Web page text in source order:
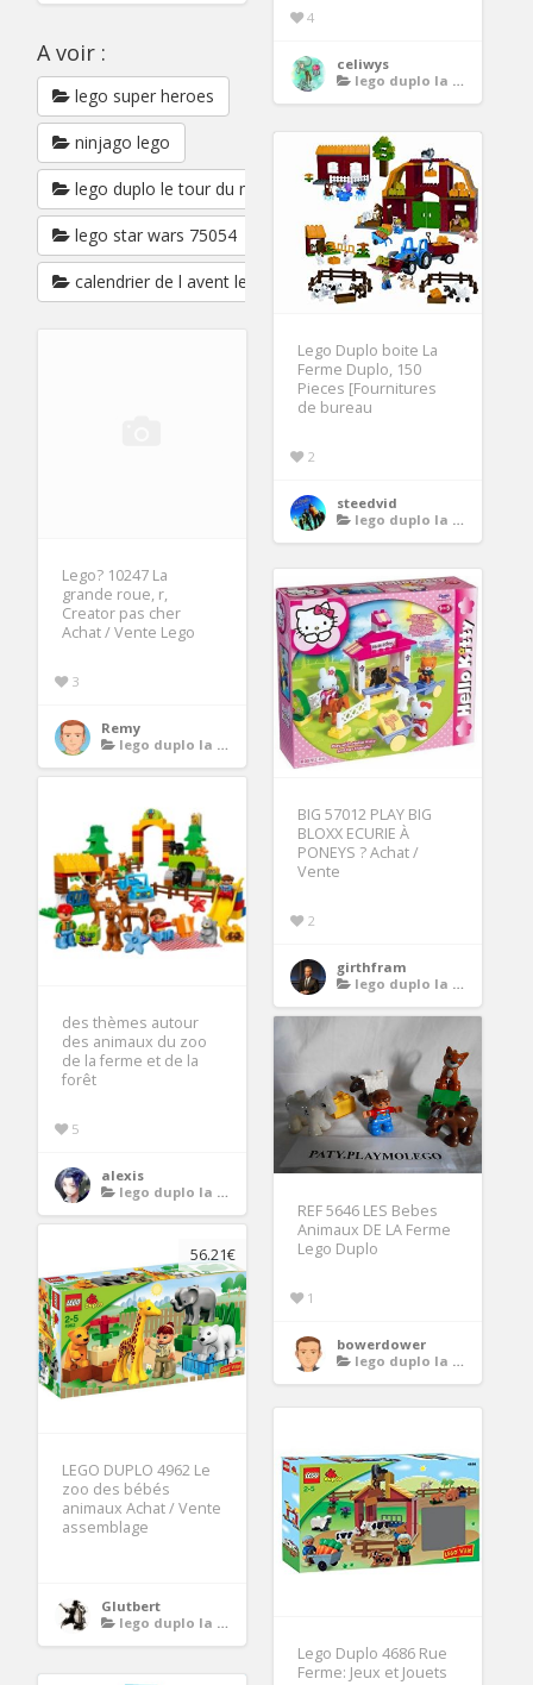
4
celiwys
lego duplo la ferme
A voir :
lego super heroes
ninjago lego
lego duplo le tour du monde
lego star wars 75054
calendrier de l avent lego
Lego Duplo boite La
Ferme Duplo, 150
Pieces [Fournitures
de bureau
2
steedvid
lego duplo la ferme
Lego? 10247 La
grande roue, r,
Creator pas cher
Achat / Vente Lego
3
Remy
lego duplo la ferme
BIG 57012 PLAY BIG
BLOXX ECURIE À
PONEYS ? Achat /
Vente
2
girthfram
lego duplo la ferme
des thèmes autour
des animaux du zoo
de la ferme et de la
forêt
5
alexis
lego duplo la ferme
REF 5646 LES Bebes
Animaux DE LA Ferme
Lego Duplo
1
bowerdower
lego duplo la ferme
56.21€
LEGO DUPLO 4962 Le
zoo des bébés
animaux Achat / Vente
assemblage
Glutbert
lego duplo la ferme
Lego Duplo 4686 Rue
Ferme: Jeux et Jouets